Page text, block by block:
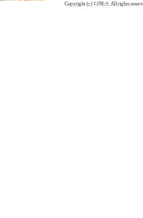
Copyright (c) 디맥스 All rights